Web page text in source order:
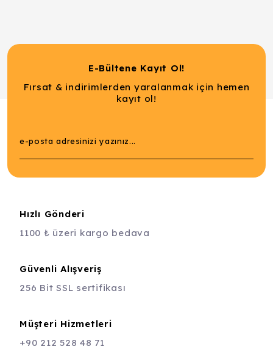
E-Bültene Kayıt Ol!
Fırsat & indirimlerden yaralanmak için hemen
kayıt ol!
Hızlı Gönderi
1100 ₺ üzeri kargo bedava
Güvenli Alışveriş
256 Bit SSL sertifikası
Müşteri Hizmetleri
+90 212 528 48 71